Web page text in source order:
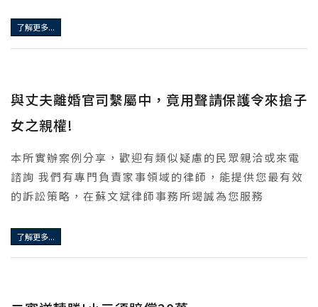
了解更多...
與丈夫離婚官司繫屬中，竟用聲請保護令來搶子
女之親權!
本所實辦案例分享，歡迎有類似疑慮的民眾親洽或來電
諮詢 我們有專門負責家事領域的律師，能提供您最有效
的訴訟策略，在蘇文斌律師事務所竭誠為您服務
了解更多...